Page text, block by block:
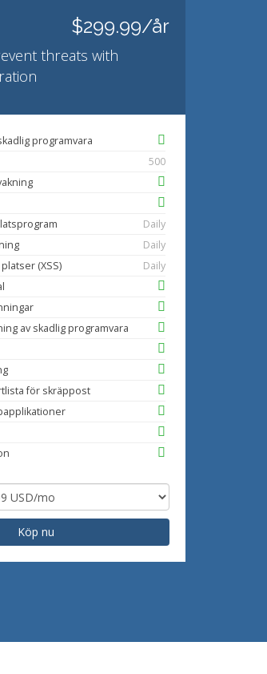
$299.99/år
threats with
programvara
500
Daily
Daily
(XSS)
Daily
av skadlig programvara
för skräppost
Köp nu